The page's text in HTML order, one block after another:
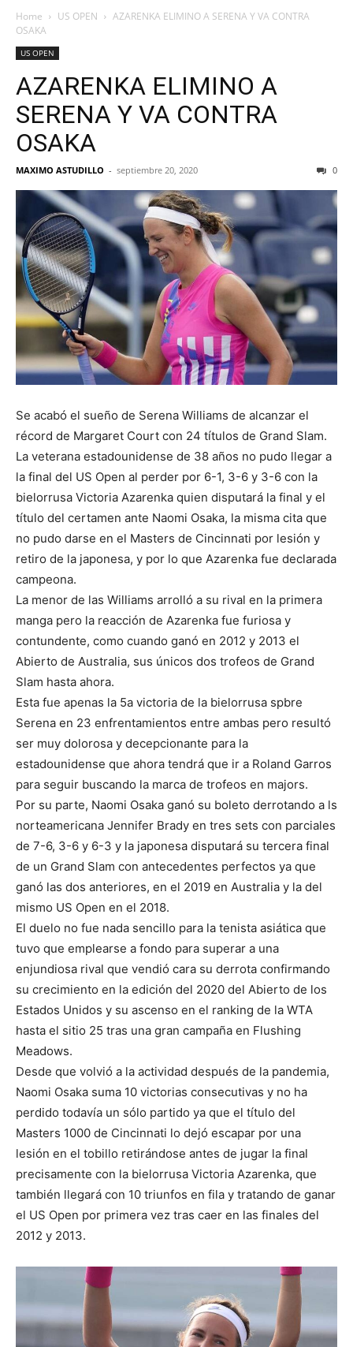
Home US OPEN
AZARENKA ELIMINO A SERENA Y VA CONTRA
OSAKA
US OPEN
AZARENKA ELIMINO A
SERENA Y VA CONTRA
OSAKA
MAXIMO ASTUDILLO - septiembre 20, 2020 0
Se acabó el sueño de Serena Williams de alcanzar el
récord de Margaret Court con 24 títulos de Grand Slam.
La veterana estadounidense de 38 años no pudo llegar a
la final del US Open al perder por 6-1, 3-6 y 3-6 con la
bielorrusa Victoria Azarenka quien disputará la final y el
título del certamen ante Naomi Osaka, la misma cita que
no pudo darse en el Masters de Cincinnati por lesión y
retiro de la japonesa, y por lo que Azarenka fue declarada
campeona.
La menor de las Williams arrolló a su rival en la primera
manga pero la reacción de Azarenka fue furiosa y
contundente, como cuando ganó en 2012 y 2013 el
Abierto de Australia, sus únicos dos trofeos de Grand
Slam hasta ahora.
Esta fue apenas la 5a victoria de la bielorrusa spbre
Serena en 23 enfrentamientos entre ambas pero resultó
ser muy dolorosa y decepcionante para la
estadounidense que ahora tendrá que ir a Roland Garros
para seguir buscando la marca de trofeos en majors.
Por su parte, Naomi Osaka ganó su boleto derrotando a ls
norteamericana Jennifer Brady en tres sets con parciales
de 7-6, 3-6 y 6-3 y la japonesa disputará su tercera final
de un Grand Slam con antecedentes perfectos ya que
ganó las dos anteriores, en el 2019 en Australia y la del
mismo US Open en el 2018.
El duelo no fue nada sencillo para la tenista asiática que
tuvo que emplearse a fondo para superar a una
enjundiosa rival que vendió cara su derrota confirmando
su crecimiento en la edición del 2020 del Abierto de los
Estados Unidos y su ascenso en el ranking de la WTA
hasta el sitio 25 tras una gran campaña en Flushing
Meadows.
Desde que volvió a la actividad después de la pandemia,
Naomi Osaka suma 10 victorias consecutivas y no ha
perdido todavía un sólo partido ya que el título del
Masters 1000 de Cincinnati lo dejó escapar por una
lesión en el tobillo retirándose antes de jugar la final
precisamente con la bielorrusa Victoria Azarenka, que
también llegará con 10 triunfos en fila y tratando de ganar
el US Open por primera vez tras caer en las finales del
2012 y 2013.